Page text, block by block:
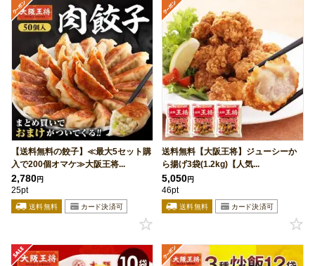
【送料無料の餃子】≪最大5セット購
入で200個オマケ≫大阪王将...
2,780円
25pt
送料無料【大阪王将】ジューシーか
ら揚げ3袋(1.2kg)【人気...
5,050円
46pt